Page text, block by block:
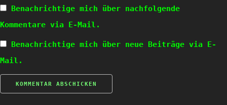
Benachrichtige mich über nachfolgende
Kommentare via E-Mail.
Benachrichtige mich über neue Beiträge via E-
Mail.